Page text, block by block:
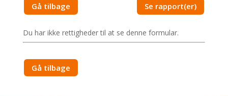
Se rapport(er)
Gå tilbage
Du har ikke rettigheder til at se denne formular.
Gå tilbage